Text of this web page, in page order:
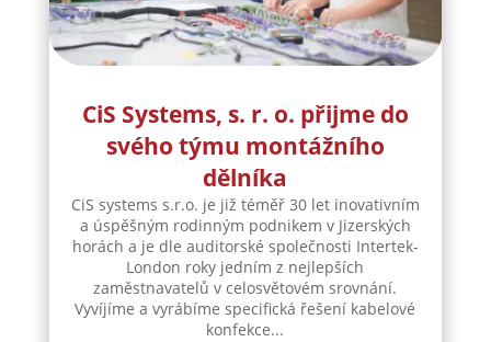
CiS Systems, s. r. o. přijme do
svého týmu montážního
dělníka
CiS systems s.r.o. je již téměř 30 let inovativním
a úspěšným rodinným podnikem v Jizerských
horách a je dle auditorské společnosti Intertek-
London roky jedním z nejlepších
zaměstnavatelů v celosvětovém srovnání.
Vyvíjíme a vyrábíme specifická řešení kabelové
konfekce...